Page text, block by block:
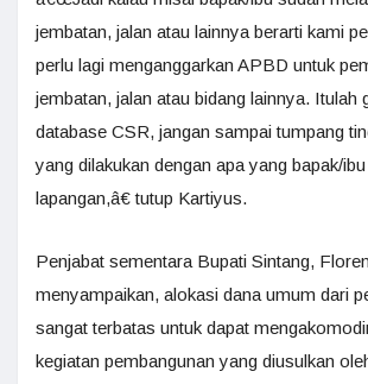
jembatan, jalan atau lainnya berarti kami
perlu lagi menganggarkan APBD untuk
jembatan, jalan atau bidang lainnya. Itulah
database CSR, jangan sampai tumpang
yang dilakukan dengan apa yang bapak/
lapangan,â€ tutup Kartiyus.
Penjabat sementara Bupati Sintang,
menyampaikan, alokasi dana umum dari
sangat terbatas untuk dapat
kegiatan pembangunan yang diusulkan